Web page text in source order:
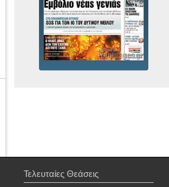
Τελευταίες Θεάσεις